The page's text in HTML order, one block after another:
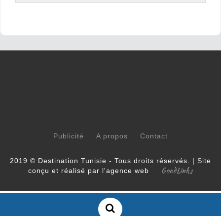
Publicité A propos Contact
2019 © Destination Tunisie - Tous droits réservés. | Site
conçu et réalisé par l'agence web
GoodLinks